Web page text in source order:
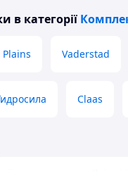
в категорії
Vaderstad
Claas